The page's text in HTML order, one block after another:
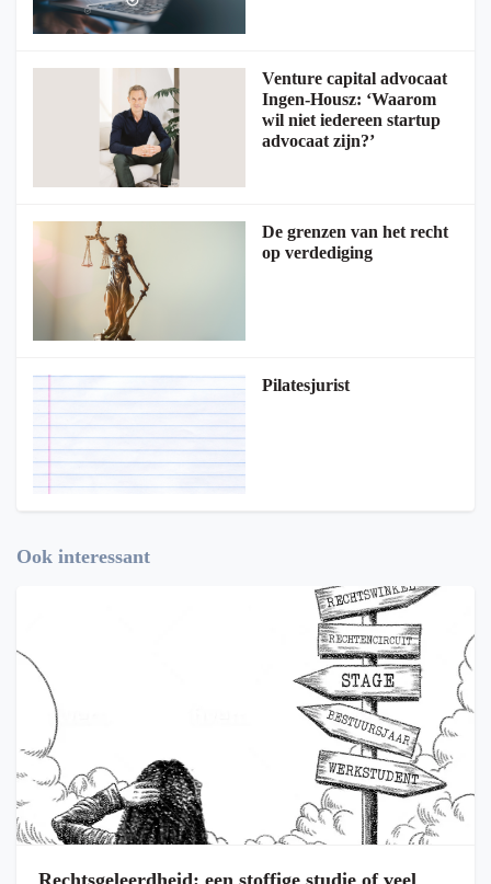
Venture capital advocaat
Ingen-Housz: ‘Waarom
wil niet iedereen startup
advocaat zijn?’
De grenzen van het recht
op verdediging
Pilatesjurist
Ook interessant
Rechtsgeleerdheid: een stoffige studie of veel